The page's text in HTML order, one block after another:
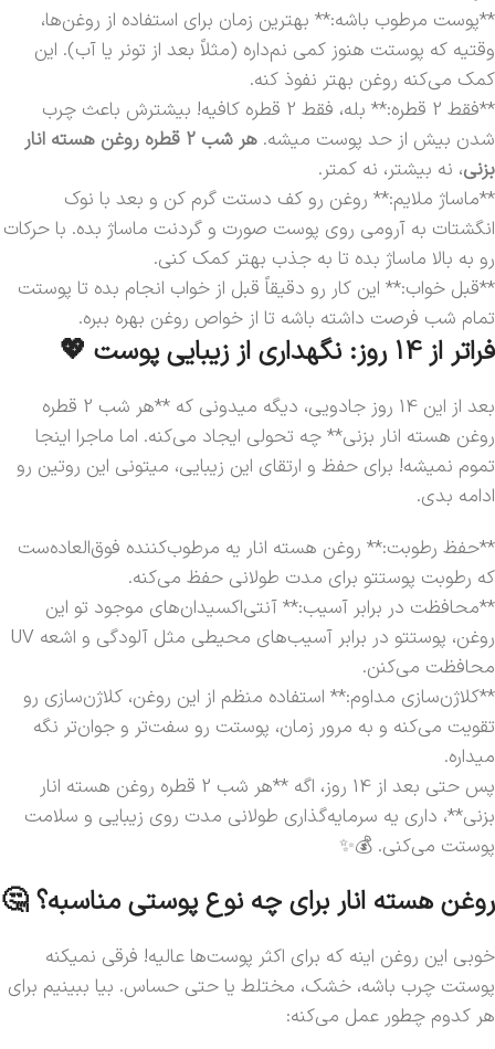
**پوست مرطوب باشه:** بهترین زمان برای استفاده از روغن‌ها،
وقتیه که پوستت هنوز کمی نم‌داره (مثلاً بعد از تونر یا آب). این
کمک می‌کنه روغن بهتر نفوذ کنه.
**فقط 2 قطره:** بله، فقط 2 قطره کافیه! بیشترش باعث چرب
شدن بیش از حد پوست میشه.
هر شب 2 قطره روغن هسته انار
بزنی، نه بیشتر، نه کمتر.
**ماساژ ملایم:** روغن رو کف دستت گرم کن و بعد با نوک
انگشتات به آرومی روی پوست صورت و گردنت ماساژ بده. با حرکات
رو به بالا ماساژ بده تا به جذب بهتر کمک کنی.
**قبل خواب:** این کار رو دقیقاً قبل از خواب انجام بده تا پوستت
تمام شب فرصت داشته باشه تا از خواص روغن بهره ببره.
فراتر از 14 روز: نگهداری از زیبایی پوست 💖
بعد از این 14 روز جادویی، دیگه میدونی که **هر شب 2 قطره
روغن هسته انار بزنی** چه تحولی ایجاد می‌کنه. اما ماجرا اینجا
تموم نمیشه! برای حفظ و ارتقای این زیبایی، میتونی این روتین رو
ادامه بدی.
**حفظ رطوبت:** روغن هسته انار یه مرطوب‌کننده فوق‌العاده‌ست
که رطوبت پوستتو برای مدت طولانی حفظ می‌کنه.
**محافظت در برابر آسیب:** آنتی‌اکسیدان‌های موجود تو این
روغن، پوستتو در برابر آسیب‌های محیطی مثل آلودگی و اشعه UV
محافظت می‌کنن.
**کلاژن‌سازی مداوم:** استفاده منظم از این روغن، کلاژن‌سازی رو
تقویت می‌کنه و به مرور زمان، پوستت رو سفت‌تر و جوان‌تر نگه
میداره.
پس حتی بعد از 14 روز، اگه **هر شب 2 قطره روغن هسته انار
بزنی**، داری یه سرمایه‌گذاری طولانی مدت روی زیبایی و سلامت
پوستت می‌کنی. 💰✨
روغن هسته انار برای چه نوع پوستی مناسبه؟ 🤔
خوبی این روغن اینه که برای اکثر پوست‌ها عالیه! فرقی نمیکنه
پوستت چرب باشه، خشک، مختلط یا حتی حساس. بیا ببینیم برای
هر کدوم چطور عمل می‌کنه: